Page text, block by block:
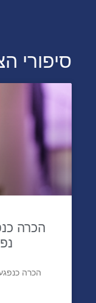
סיפורי
הכרה
הכרה